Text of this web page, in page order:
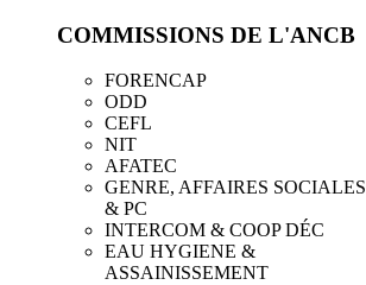
COMMISSIONS DE L'ANCB
FORENCAP
ODD
CEFL
NIT
AFATEC
GENRE, AFFAIRES SOCIALES
& PC
INTERCOM & COOP DÉC
EAU HYGIENE &
ASSAINISSEMENT